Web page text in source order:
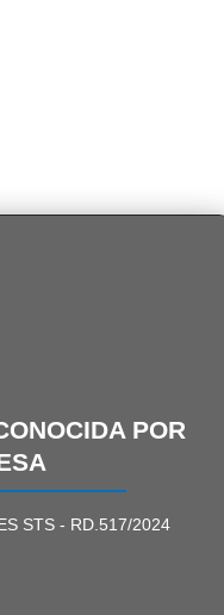
POR
STS - RD.517/2024